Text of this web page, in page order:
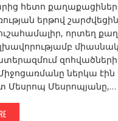
հետո
երթով
որտեղ
ներկա էին
Մեսրոպ Մեսրոպյանը,…